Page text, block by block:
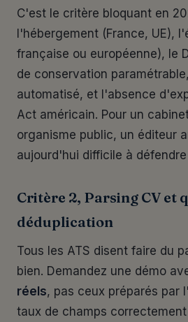
C'est le critère bloquant en
l'hébergement (France, UE),
française ou européenne), le
de conservation
automatisé, et l'absence
Act américain. Pour un
organisme public, un éditeur
aujourd'hui difficile à défendre
Critère 2, Parsing CV et
déduplication
Tous les ATS disent faire du
bien. Demandez une démo
réels, pas ceux préparés par
taux de champs